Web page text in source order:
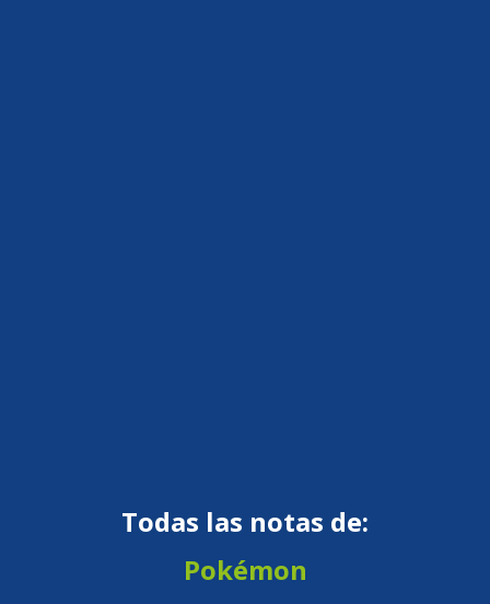
Todas las notas de:
Pokémon